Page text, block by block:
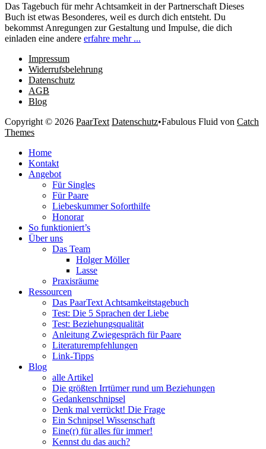
Das Tagebuch für mehr Achtsamkeit in der Partnerschaft Dieses
Buch ist etwas Besonderes, weil es durch dich entsteht. Du
bekommst Anregungen zur Gestaltung und Impulse, die dich
einladen eine andere erfahre mehr ...
Impressum
Widerrufsbelehrung
Datenschutz
AGB
Blog
Copyright © 2026 PaarText Datenschutz•Fabulous Fluid von Catch
Themes
oben
scrollen
Home
Kontakt
Angebot
Für Singles
Für Paare
Liebeskummer Soforthilfe
Honorar
So funktioniert’s
Über uns
Das Team
Holger Möller
Lasse
Praxisräume
Ressourcen
Das PaarText Achtsamkeitstagebuch
Test: Die 5 Sprachen der Liebe
Test: Beziehungsqualität
Anleitung Zwiegespräch für Paare
Literaturempfehlungen
Link-Tipps
Blog
alle Artikel
Die größten Irrtümer rund um Beziehungen
Gedankenschnipsel
Denk mal verrückt! Die Frage
Ein Schnipsel Wissenschaft
Eine(r) für alles für immer!
Kennst du das auch?